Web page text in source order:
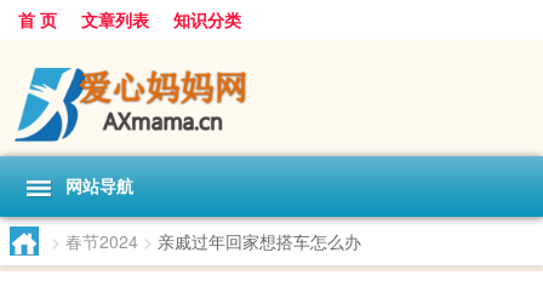
首 页 文章列表 知识分类
网站导航
> 春节2024 > 亲戚过年回家想搭车怎么办